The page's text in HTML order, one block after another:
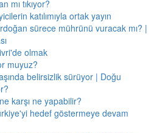
mı tıkıyor?
katılımıyla ortak yayın
sürece mührünü vuracak mı? |
olmak
muyuz?
belirsizlik sürüyor | Doğu
karşı ne yapabilir?
hedef göstermeye devam